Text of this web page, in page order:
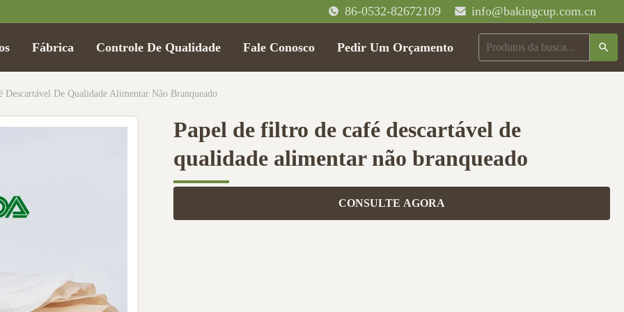
86-0532-82672109 info@bakingcup.com.cn
Fábrica Controle De Qualidade Fale Conosco Pedir Um Orçamento
De Qualidade Alimentar Não Branqueado
Papel de filtro de café descartável de
qualidade alimentar não branqueado
CONSULTE AGORA